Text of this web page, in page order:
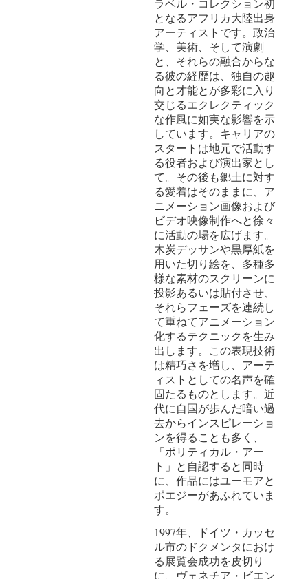
ラベル・コレクション初
となるアフリカ大陸出身
アーティストです。政治
学、美術、そして演劇
と、それらの融合からな
る彼の経歴は、独自の趣
向と才能とが多彩に入り
交じるエクレクティック
な作風に如実な影響を示
しています。キャリアの
スタートは地元で活動す
る役者および演出家とし
て。その後も郷土に対す
る愛着はそのままに、ア
ニメーション画像および
ビデオ映像制作へと徐々
に活動の場を広げます。
木炭デッサンや黒厚紙を
用いた切り絵を、多種多
様な素材のスクリーンに
投影あるいは貼付させ、
それらフェーズを連続し
て重ねてアニメーション
化するテクニックを生み
出します。この表現技術
は精巧さを増し、アーテ
ィストとしての名声を確
固たるものとします。近
代に自国が歩んだ暗い過
去からインスピレーショ
ンを得ることも多く、
「ポリティカル・アー
ト」と自認すると同時
に、作品にはユーモアと
ポエジーがあふれていま
す。
1997年、ドイツ・カッセ
ル市のドクメンタにおけ
る展覧会成功を皮切り
に、ヴェネチア・ビエン